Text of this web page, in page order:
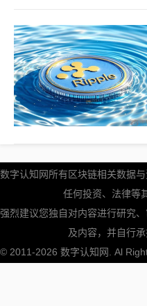
数字认知网所有区块链相关数据
任何投资、法律等
强烈建议您独自对内容进行研究
及内容，并自行承
© 2011-2026 数字认知网 . Al